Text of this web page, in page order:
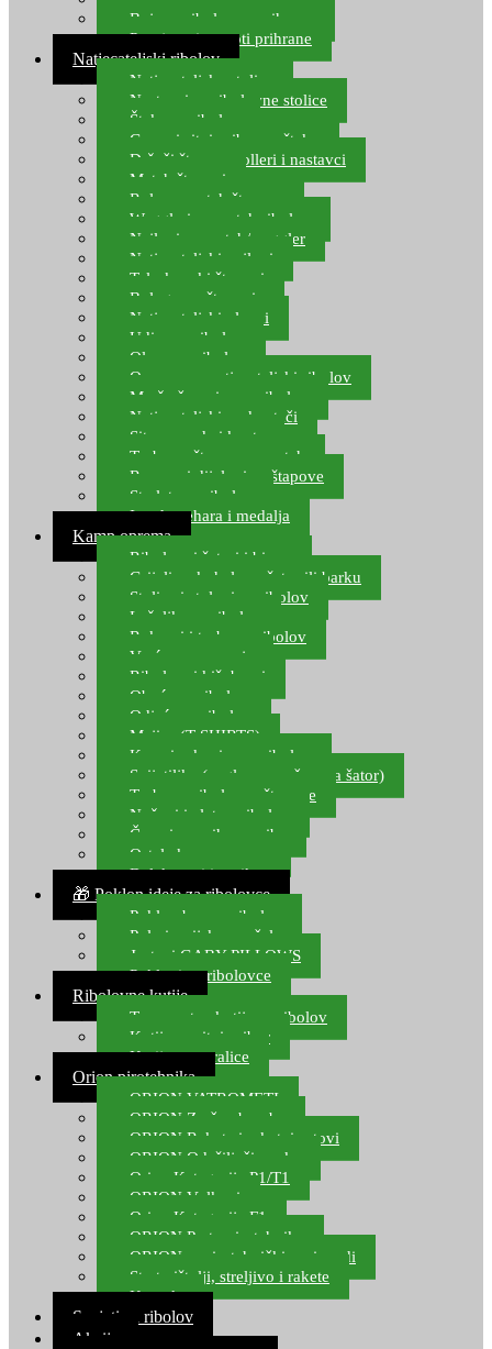
Boje za ribolovnu prihranu
Provjereni recepti prihrane
Natjecateljski ribolov
Natjecateljske stolice
Nastavci za ribolovne stolice
Šteke za ribolov
Gume i sitni pribor za šteku
Držači štapova rolleri i nastavci
Match štapovi
Role za match štapove
Waggleri za match ribolov
Najloni za match/waggler
Natjecateljski najloni
Teleskopski štapovi
Bolognese štapovi
Natjecateljski plovci
Udice za ribolov
Olovo za ribolov
Oprema za natjecateljski ribolov
Mreže čuvarice za ribolov
Natjecateljski podmetači
Sito, posude i kante
Torbe za štapove – match
Rezervni dijelovi za štapove
Starlete za ribolov
Izrada pehara i medalja
Kamp oprema
Ribolovni šatori i bivvy
Grijalice, kuhala za šator ili barku
Stolice i stolovi za ribolov
Ležaljke za ribolov
Ruksaci i torbe za ribolov
Vreće za spavanje
Ribolovni kišobrani
Obuća za ribolov
Odjeća za ribolov
Majice (T-SHIRTS)
Kape i rukavice za ribolov
Svijetiljke (naglavne, ručne, za šator)
Torbe za ribolovne štapove
Noževi i alat za ribolov
Čamci za prihranu ribe
Ostala kamp oprema
Dalekozori i optika
🎁 Poklon ideje za ribolovce
Poklon bon za ribolov
Polarizacijske naočale
Jastuci GABY PILLOWS
Pokloni za ribolovce
Ribolovne kutije
Transportne kutije za ribolov
Kutije za sitni pribor
Kutije za varalice
Orion pirotehnika
ORION VATROMETI
ORION Zračne bombe
ORION Rakete i raketni setovi
ORION Odašiljači zvuka
Orion Kategorija P1/T1
ORION Vulkani
Orion Kategorija F1
ORION Party pirotehnika
ORION nepirotehnički proizvodi
Start pištolji, streljivo i rakete
Kontakt
Savjeti za ribolov
Akcija